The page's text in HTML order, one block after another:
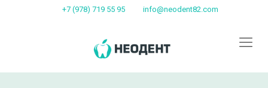
+7 (978) 719 55 95 info@neodent82.com